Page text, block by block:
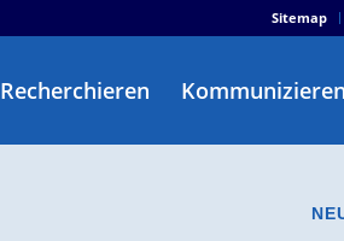
Sitemap
Recherchieren Kommunizieren